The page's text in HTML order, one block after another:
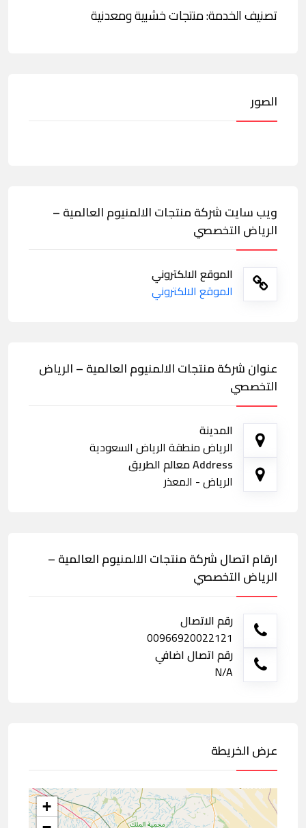
تصنيف الخدمة: منتجات خشبية ومعدنية
الصور
ويب سايت شركة منتجات الالمنيوم العالمية –
الرياض التخصصي
الموقع الالكتروني
الموقع الالكتروني
عنوان شركة منتجات الالمنيوم العالمية – الرياض
التخصصي
المدينة
الرياض منطقة الرياض السعودية
Address معالم الطريق
الرياض - المعذر
ارقام اتصال شركة منتجات الالمنيوم العالمية –
الرياض التخصصي
رقم الاتصال
00966920022121
رقم اتصال اضافي
N/A
عرض الخريطة
+